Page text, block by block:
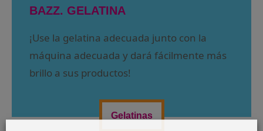
BAZZ. GELATINA
¡Use la gelatina adecuada junto con la
máquina adecuada y dará fácilmente más
brillo a sus productos!
Gelatinas